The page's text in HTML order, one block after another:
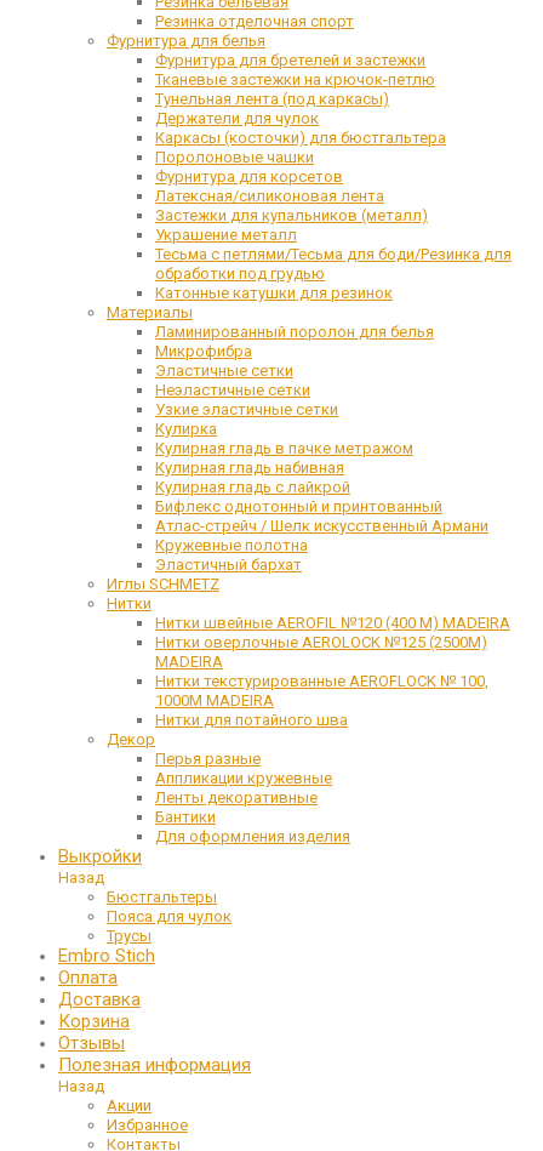
Резинка отделочная спорт
Фурнитура для белья
Фурнитура для бретелей и застежки
Тканевые застежки на крючок-петлю
Тунельная лента (под каркасы)
Держатели для чулок
Каркасы (косточки) для бюстгальтера
Поролоновые чашки
Фурнитура для корсетов
Латексная/силиконовая лента
Застежки для купальников (металл)
Украшение металл
Тесьма с петлями/Тесьма для боди/Резинка для
обработки под грудью
Катонные катушки для резинок
Материалы
Ламинированный поролон для белья
Микрофибра
Эластичные сетки
Неэластичные сетки
Узкие эластичные сетки
Кулирка
Кулирная гладь в пачке метражом
Кулирная гладь набивная
Кулирная гладь с лайкрой
Бифлекс однотонный и принтованный
Атлас-стрейч / Шелк искусственный Армани
Кружевные полотна
Эластичный бархат
Иглы SCHMETZ
Нитки
Нитки швейные AEROFIL №120 (400 М) MADEIRA
Нитки оверлочные AEROLOCK №125 (2500М)
MADEIRA
Нитки текстурированные AEROFLOCK № 100,
1000М MADEIRA
Нитки для потайного шва
Декор
Перья разные
Аппликации кружевные
Ленты декоративные
Бантики
Для оформления изделия
Выкройки
Назад
Бюстгальтеры
Пояса для чулок
Трусы
Embro Stich
Оплата
Доставка
Корзина
Отзывы
Полезная информация
Назад
Акции
Избранное
Контакты